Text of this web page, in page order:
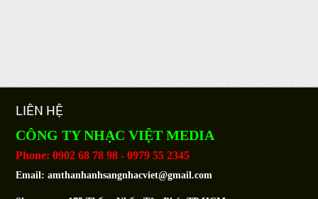
LIÊN HỆ
CÔNG TY NHẠC VIỆT MEDIA
Phone: 0902 68 78 98 - 0979 55 2345
Email: amthanhanhsangnhacviet@gmail.com